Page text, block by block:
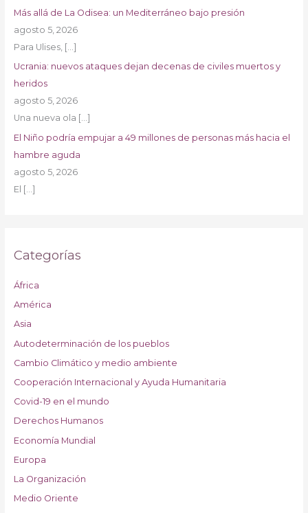
Más allá de La Odisea: un Mediterráneo bajo presión
agosto 5, 2026
Para Ulises, […]
Ucrania: nuevos ataques dejan decenas de civiles muertos y
heridos
agosto 5, 2026
Una nueva ola […]
El Niño podría empujar a 49 millones de personas más hacia el
hambre aguda
agosto 5, 2026
El […]
Categorías
África
América
Asia
Autodeterminación de los pueblos
Cambio Climático y medio ambiente
Cooperación Internacional y Ayuda Humanitaria
Covid-19 en el mundo
Derechos Humanos
Economía Mundial
Europa
La Organización
Medio Oriente